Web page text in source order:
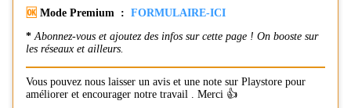
🆗 Mode Premium : FORMULAIRE-ICI
* Abonnez-vous et ajoutez des infos sur cette page ! On booste sur
les réseaux et ailleurs.
Vous pouvez nous laisser un avis et une note sur Playstore pour
améliorer et encourager notre travail . Merci 👍